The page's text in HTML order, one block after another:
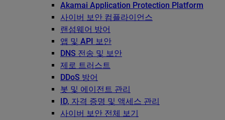
Akamai Application Protection Platform
사이버 보안 컴플라이언스
랜섬웨어 방어
앱 및 API 보안
DNS 전송 및 보안
제로 트러스트
DDoS 방어
봇 및 에이전트 관리
ID, 자격 증명 및 액세스 관리
사이버 보안 전체 보기